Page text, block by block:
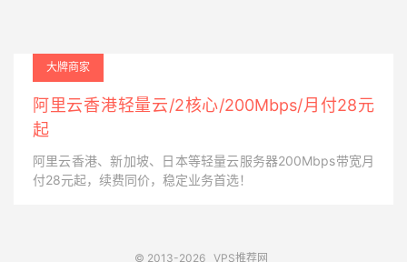
大牌商家
阿里云香港轻量云/2核心/200Mbps/月付28元
起
阿里云香港、新加坡、日本等轻量云服务器200Mbps带宽月
付28元起，续费同价，稳定业务首选！
© 2013-2026 VPS推荐网